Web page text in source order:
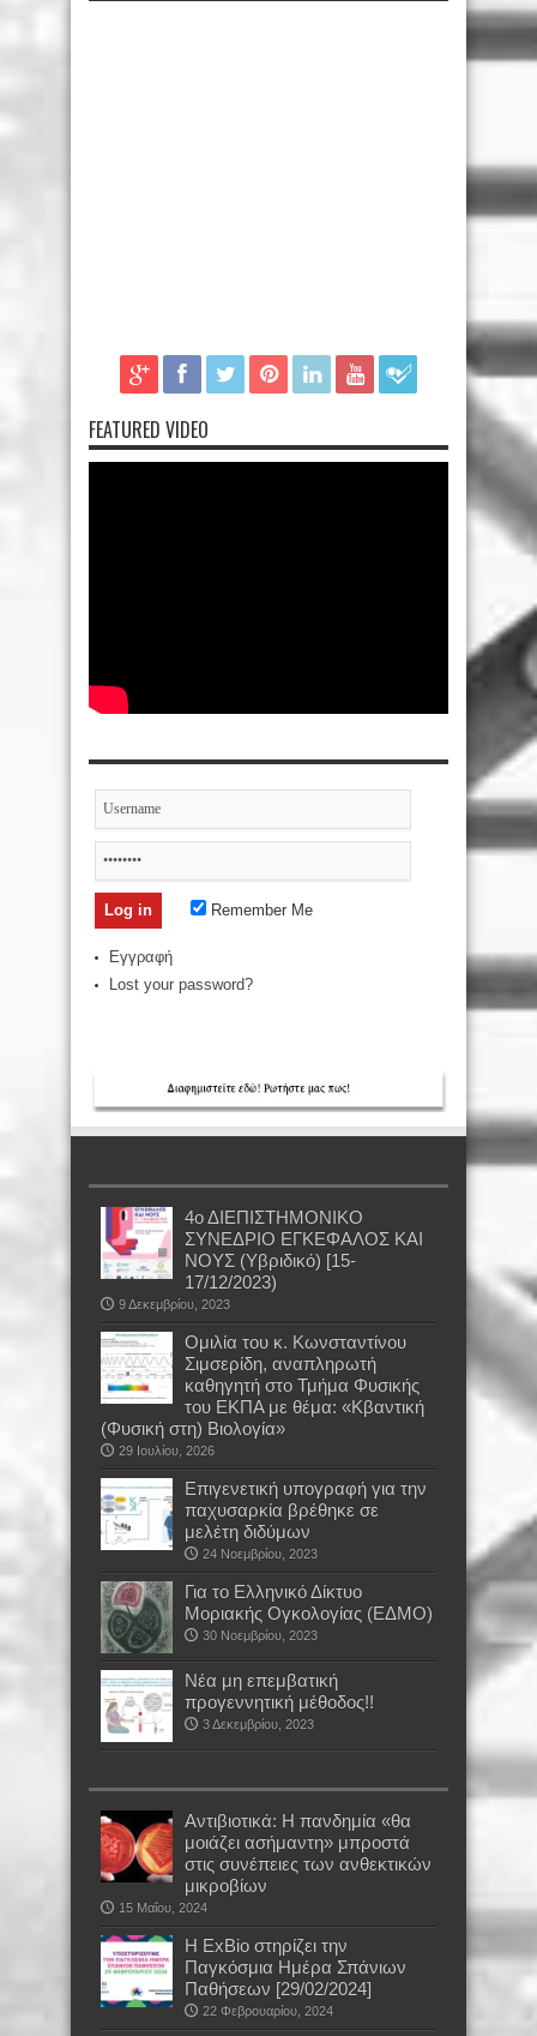
FEATURED VIDEO
Remember Me
Εγγραφή
Lost your password?
4ο ΔΙΕΠΙΣΤΗΜΟΝΙΚΟ
ΣΥΝΕΔΡΙΟ ΕΓΚΕΦΑΛΟΣ ΚΑΙ
ΝΟΥΣ (Υβριδικό) [15-
17/12/2023)
9 Δεκεμβρίου, 2023
Oμιλία του κ. Κωνσταντίνου
Σιμσερίδη, αναπληρωτή
καθηγητή στο Τμήμα Φυσικής
του ΕΚΠΑ με θέμα: «Κβαντική
(Φυσική στη) Βιολογία»
29 Ιουλίου, 2026
Επιγενετική υπογραφή για την
παχυσαρκία βρέθηκε σε
μελέτη διδύμων
24 Νοεμβρίου, 2023
Για το Ελληνικό Δίκτυο
Μοριακής Ογκολογίας (ΕΔΜΟ)
30 Νοεμβρίου, 2023
Νέα μη επεμβατική
προγεννητική μέθοδος!!
3 Δεκεμβρίου, 2023
Αντιβιοτικά: Η πανδημία «θα
μοιάζει ασήμαντη» μπροστά
στις συνέπειες των ανθεκτικών
μικροβίων
15 Μαΐου, 2024
Η ExBio στηρίζει την
Παγκόσμια Ημέρα Σπάνιων
Παθήσεων [29/02/2024]
22 Φεβρουαρίου, 2024